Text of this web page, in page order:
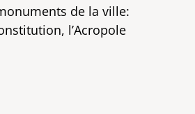
de la ville:
l’Acropole